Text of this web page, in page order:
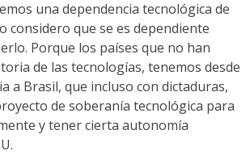
una dependencia tecnológica de
considero que se es dependiente
Porque los países que no han
de las tecnologías, tenemos desde
a Brasil, que incluso con dictaduras,
de soberanía tecnológica para
y tener cierta autonomía